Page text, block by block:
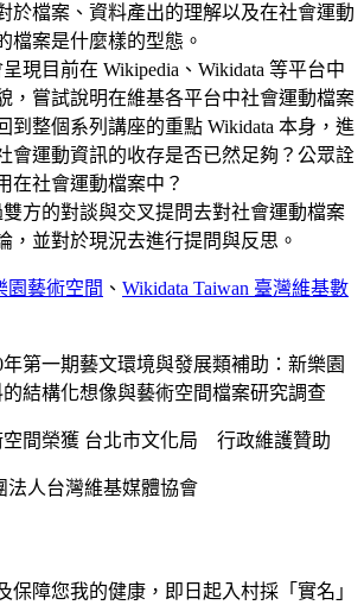
於檔案、資料產出的理解以及在社會運動
檔案是什麼樣的型態。
現目前在 Wikipedia、Wikidata 等平台中
，嘗試說明在維基各平台中社會運動檔案
到整個系列講座的重點 Wikidata 本身，進
會運動資訊的收存是否已然足夠？公眾詮
在社會運動檔案中？
方的對談與交叉提問去對社會運動檔案
，並對於現況去進行提問與反思。
園藝術空間 、 Wikidata Taiwan 臺灣維基數
年第一期藝文環境與發展類補助：新樂園
的結構化想像與藝術空間檔案研究調查
空間榮獲 台北市文化局 行政維護贊助
法人台灣維基媒體協會
保障您我的健康，即日起入村採「實名」